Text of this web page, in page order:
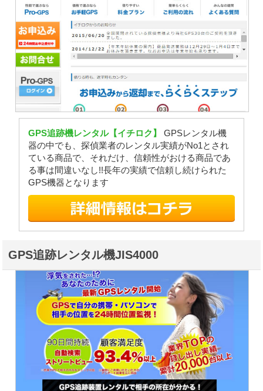
GPS追跡機レンタル【イチロク】
GPSレンタル機
器の中でも、探偵業者のレンタル実績がNo1とされ
ている商品で、それだけ、信頼性がおける商品であ
る事は間違いなし!!長年の実績で信頼し続けられた
GPS機器となります
GPS追跡レンタル機JIS4000